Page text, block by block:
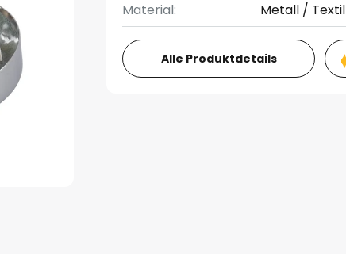
Material:
Metall / Textil
Alle Produktdetails